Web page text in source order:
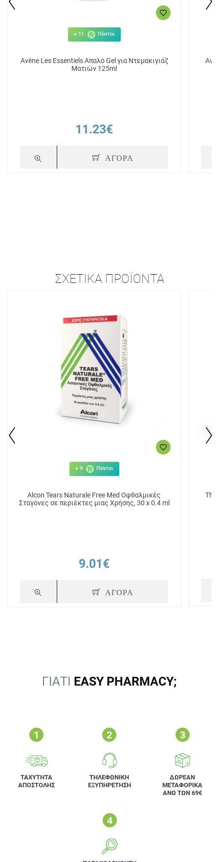
+ 11 Πόντοι
Avène Les Essentiels Απαλό Gel για Ντεμακιγιάζ
Ματιών 125ml
11.23€
ΑΓΟΡΑ
ΣΧΕΤΙΚΆ ΠΡΟΪΌΝΤΑ
+ 9 Πόντοι
Alcon Tears Naturale Free Med Οφθαλμικές
Σταγόνες σε περιέκτες μιας Χρήσης, 30 x 0.4 ml
9.01€
ΑΓΟΡΑ
ΓΙΑΤΙ EASY PHARMACY;
ΤΑΧΥΤΗΤΑ
ΑΠΟΣΤΟΛΗΣ
ΤΗΛΕΦΩΝΙΚΗ
ΕΞΥΠΗΡΕΤΗΣΗ
ΔΩΡΕΑΝ
ΜΕΤΑΦΟΡΙΚΑ
ΑΝΩ ΤΩΝ 69€